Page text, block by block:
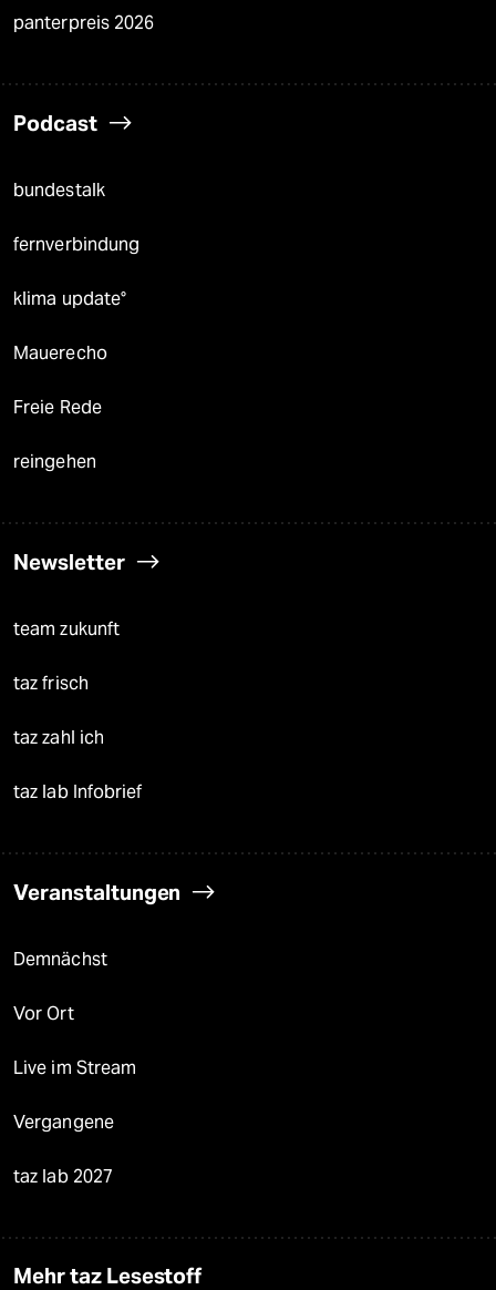
panterpreis 2026
Podcast
bundestalk
fernverbindung
klima update°
Mauerecho
Freie Rede
reingehen
Newsletter
team zukunft
taz frisch
taz zahl ich
taz lab Infobrief
Veranstaltungen
Demnächst
Vor Ort
Live im Stream
Vergangene
taz lab 2027
Mehr taz Lesestoff